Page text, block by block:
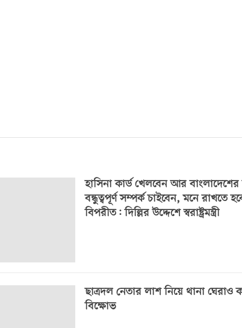
হাসিনা কার্ড খেলবেন আর বাংলাদেশের
বন্ধুত্বপূর্ণ সম্পর্ক চাইবেন, মনে রাখতে
বিপরীত: দিল্লির উদ্দেশে স্বরাষ্ট্রমন্ত্রী
ছাত্রদল নেতার লাশ নিয়ে থানা ঘেরাও
বিক্ষোভ